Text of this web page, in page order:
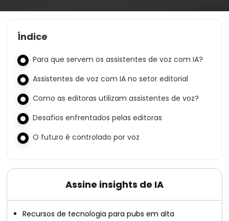
Índice
Para que servem os assistentes de voz com IA?
Assistentes de voz com IA no setor editorial
Como as editoras utilizam assistentes de voz?
Desafios enfrentados pelas editoras
O futuro é controlado por voz
Assine insights de IA
Recursos de tecnologia para pubs em alta